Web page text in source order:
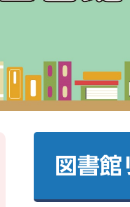
図書館